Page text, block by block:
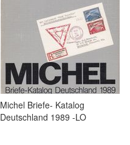
Michel Briefe- Katalog
Deutschland 1989 -LO